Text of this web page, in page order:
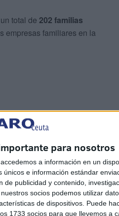
para nosotros
a información en un
e información estándar
publicidad y contenido,
socios podemos utilizar
de dispositivos. Puede
1733 socios para que llevemos a
total de 202 familias
empresas familiares en la